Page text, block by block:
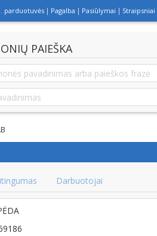
parduotuvės Pagalba Pasiūlymai Straipsniai
PAIEŠKA
Darbuotojai